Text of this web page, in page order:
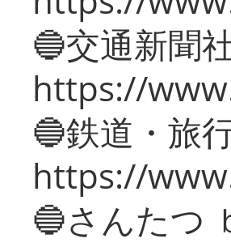
🔵交通新聞
https://
🔵鉄道・旅
https://
🔵さんたつ